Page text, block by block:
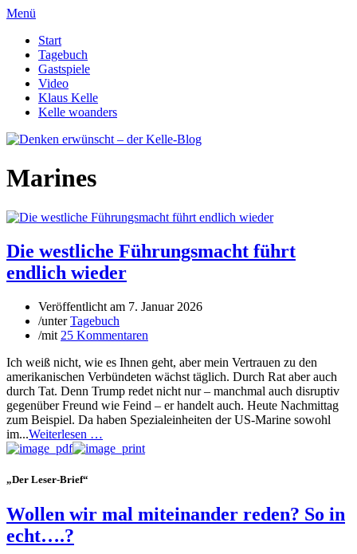
Menü
Start
Tagebuch
Gastspiele
Video
Klaus Kelle
Kelle woanders
Marines
Die westliche Führungsmacht führt
endlich wieder
Veröffentlicht am 7. Januar 2026
/unterTagebuch
/mit 25 Kommentaren
Ich weiß nicht, wie es Ihnen geht, aber mein Vertrauen zu den
amerikanischen Verbündeten wächst täglich. Durch Rat aber auch
durch Tat. Denn Trump redet nicht nur – manchmal auch disruptiv
gegenüber Freund wie Feind – er handelt auch. Heute Nachmittag
zum Beispiel. Da haben Spezialeinheiten der US-Marine sowohl
im...Weiterlesen …
„Der Leser-Brief“
Wollen wir mal miteinander reden? So in
echt….?